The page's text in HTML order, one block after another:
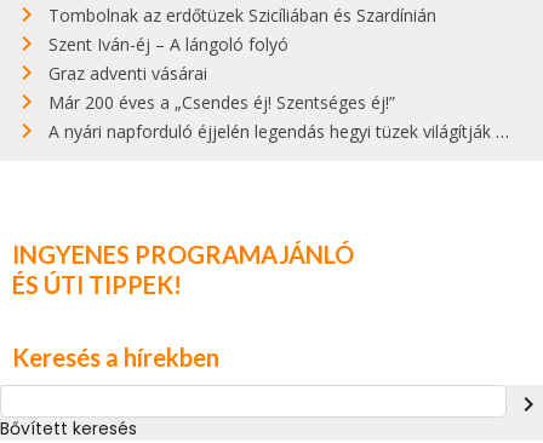
Tombolnak az erdőtüzek Szicíliában és Szardínián
Szent Iván-éj – A lángoló folyó
Graz adventi vásárai
Már 200 éves a „Csendes éj! Szentséges éj!”
A nyári napforduló éjjelén legendás hegyi tüzek világítják meg Zugspitzét
INGYENES PROGRAMAJÁNLÓ
ÉS ÚTI TIPPEK!
Keresés a hírekben
navigate_next
Bővített keresés